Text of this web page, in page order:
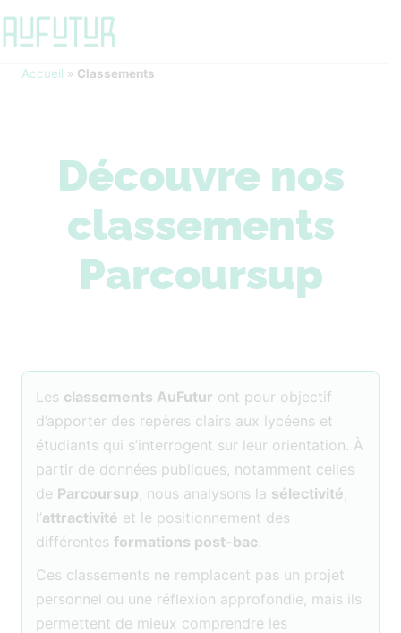
Accueil » Classements
Découvre nos
classements
Parcoursup
Les classements AuFutur ont pour objectif
d’apporter des repères clairs aux lycéens et
étudiants qui s’interrogent sur leur orientation. À
partir de données publiques, notamment celles
de Parcoursup, nous analysons la sélectivité,
l’attractivité et le positionnement des
différentes formations post-bac.
Ces classements ne remplacent pas un projet
personnel ou une réflexion approfondie, mais ils
permettent de mieux comprendre les